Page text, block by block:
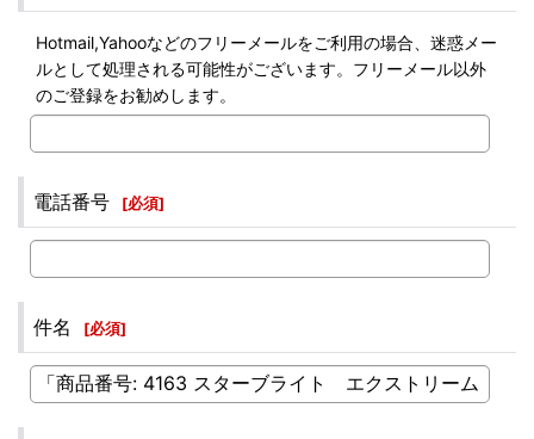
Hotmail,Yahooなどのフリーメールをご利用の場合、迷惑メー
ルとして処理される可能性がございます。フリーメール以外
のご登録をお勧めします。
電話番号 [必須]
件名 [必須]